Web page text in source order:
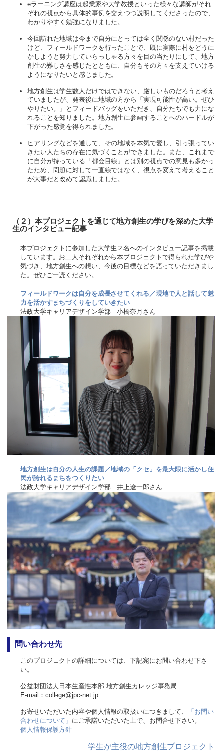
eラーニング講座は起業家や大学教授といった様々な講師がそれ
ぞれの視点から具体的事例を交えつつ説明してくださったので、
わかりやすく勉強になりました。
今回訪れた地域は今まで自分にとっては全く関係のない村だった
けど、フィールドワークを行ったことで、既に実際に村をどうに
かしようと努力していらっしゃる方々を目の当たりにして、地方
創生の難しさを感じたとともに、自分もその方々を支えていける
ようになりたいと感じました。
地方創生は学生数人だけではできない、厳しいものだろうと考え
ていましたが、発表後に地域の方から「実現可能性が高い。ぜひ
やりたい。」とフィードバッグをいただき、自分たちでも力にな
れることを知りました。地方創生に参画することへのハードルが
下がった感覚を得られました。
ヒアリングなどを通して、その地域を本気で愛し、引っ張ってい
きたい人たちの存在に気づくことができました。また、これまで
に自分が持っている「都会目線」とは別の視点での意見も多かっ
たため、問題に対して一直線ではなく、視点を変えて考えること
が大事だと改めて認識しました。
（２）本プロジェクトを通じて地方創生の学びを深めた大学
生のインタビュー記事
本プロジェクトに参加した大学生２名へのインタビュー記事を掲載
しています。お二人それぞれから本プロジェクトで得られた学びや
気づき、地方創生への想い、今後の目標などを語っていただきまし
た。ぜひご一読ください。
フィールドワークは自分を成長させてくれる／現地で人と話して魅
力を活かすまちづくりをしていきたい
法政大学キャリアデザイン学部 小橋奈月さん
地方創生は自分の人生の課題／地域の「クセ」を最大限に活かし住
民が誇れるまちをつくりたい
法政大学キャリアデザイン学部 井上遼一郎さん
問い合わせ先
このプロジェクトの詳細については、下記宛にお問い合わせ下さ
い。
公益財団法人日本生産性本部 地方創生カレッジ事務局
E-mail：college@jpc-net.jp
お寄せいただいた内容や個人情報の取扱いにつきまして、
「お問い
合わせについて」 にご承諾いただいた上で、お問合せ下さい。
個人情報保護方針
学生が主役の地方創生プロジェクト